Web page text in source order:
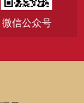
微信公众号